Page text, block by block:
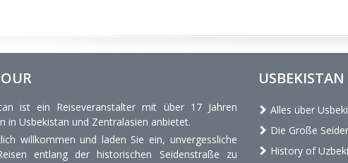
ist ein Reiseveranstalter mit über 17 Jahren
in Usbekistan und Zentralasien anbietet.
willkommen und laden Sie ein, unvergessliche
entlang der historischen Seidenstraße zu
USBEKISTAN
Alles über
Die Große
History of